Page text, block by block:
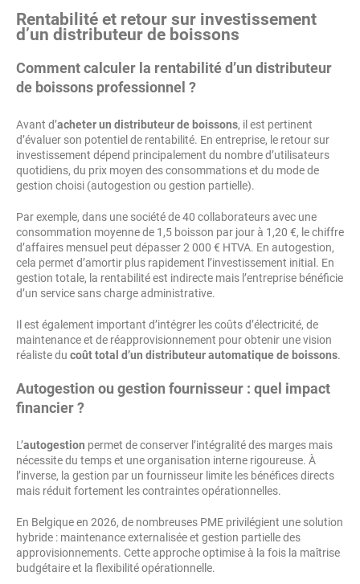
Rentabilité et retour sur investissement
d’un distributeur de boissons
Comment calculer la rentabilité d’un distributeur
de boissons professionnel ?
Avant d’acheter un distributeur de boissons, il est pertinent
d’évaluer son potentiel de rentabilité. En entreprise, le retour sur
investissement dépend principalement du nombre d’utilisateurs
quotidiens, du prix moyen des consommations et du mode de
gestion choisi (autogestion ou gestion partielle).
Par exemple, dans une société de 40 collaborateurs avec une
consommation moyenne de 1,5 boisson par jour à 1,20 €, le chiffre
d’affaires mensuel peut dépasser 2 000 € HTVA. En autogestion,
cela permet d’amortir plus rapidement l’investissement initial. En
gestion totale, la rentabilité est indirecte mais l’entreprise bénéficie
d’un service sans charge administrative.
Il est également important d’intégrer les coûts d’électricité, de
maintenance et de réapprovisionnement pour obtenir une vision
réaliste du coût total d’un distributeur automatique de boissons.
Autogestion ou gestion fournisseur : quel impact
financier ?
L’autogestion permet de conserver l’intégralité des marges mais
nécessite du temps et une organisation interne rigoureuse. À
l’inverse, la gestion par un fournisseur limite les bénéfices directs
mais réduit fortement les contraintes opérationnelles.
En Belgique en 2026, de nombreuses PME privilégient une solution
hybride : maintenance externalisée et gestion partielle des
approvisionnements. Cette approche optimise à la fois la maîtrise
budgétaire et la flexibilité opérationnelle.